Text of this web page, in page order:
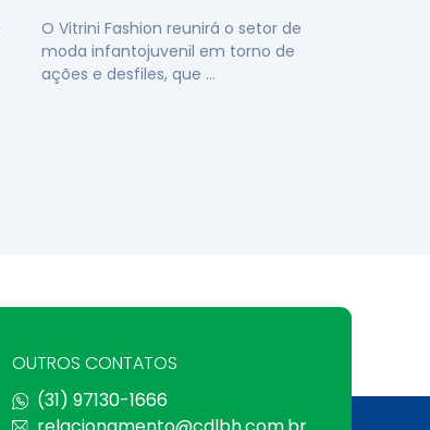
O Vitrini Fashion reunirá o setor de
moda infantojuvenil em torno de
ações e desfiles, que …
OUTROS CONTATOS
(31) 97130-1666